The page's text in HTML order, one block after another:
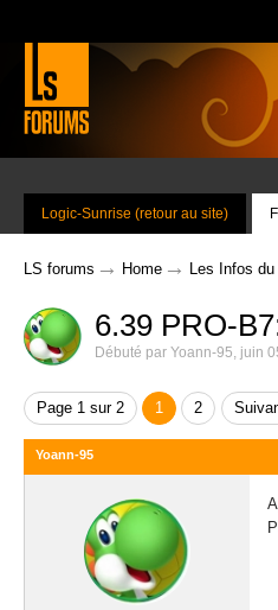
Logic-Sunrise (retour au site)
LS forums → Home → Les Infos
6.39 PRO-
Débuté par Yoann-95, juin
Page 1 sur 2 1 2
Yoann-95